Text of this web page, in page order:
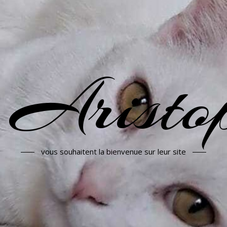
vous souhaitent la bienvenue sur leur site